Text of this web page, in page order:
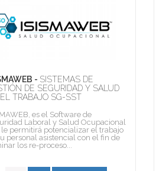
- SISTEMAS DE
DE SEGURIDAD Y SALUD
TRABAJO SG-SST
es el Software de
Laboral y Salud Ocupacional
permitirá potencializar el trabajo
personal asistencial con el fin de
los re-proceso...